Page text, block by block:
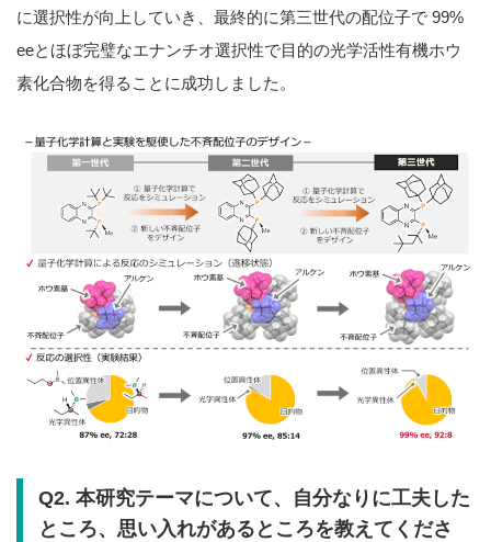
に選択性が向上していき、最終的に第三世代の配位子で 99%
eeとほぼ完璧なエナンチオ選択性で目的の光学活性有機ホウ
素化合物を得ることに成功しました。
Q2. 本研究テーマについて、自分なりに工夫した
ところ、思い入れがあるところを教えてくださ